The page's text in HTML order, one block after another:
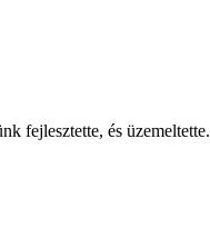
fejlesztette, és üzemeltette.